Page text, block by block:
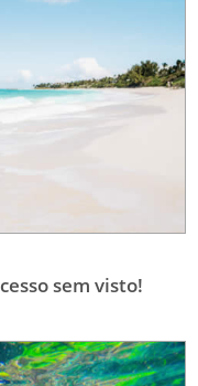
sem visto!